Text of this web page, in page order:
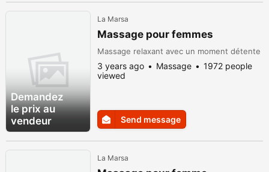
Demandez
le prix au
vendeur
La Marsa
Massage pour femmes
Massage relaxant avec un moment détente
3 years ago Massage
1972 people
viewed
Send message
La Marsa